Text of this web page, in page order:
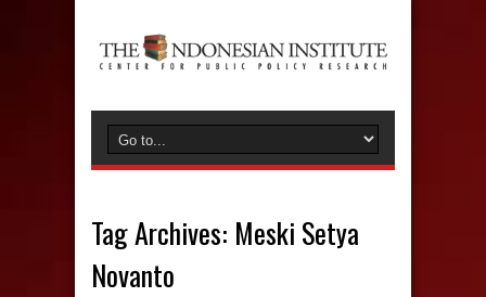
Tag Archives: Meski Setya
Novanto